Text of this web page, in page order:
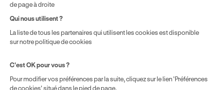
de page à droite
Qui nous utilisent ?
La liste de tous les partenaires qui utilisent les cookies est disponible
sur notre politique de cookies
C'est OK pour vous ?
Pour modifier vos préférences par la suite, cliquez sur le lien 'Préférences
de cookies' situé dans le pied de page.